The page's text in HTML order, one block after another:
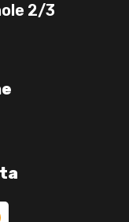
2/3